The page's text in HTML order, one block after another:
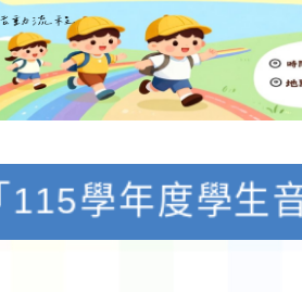
桃園市115學年
要點」1份
115學年度學生
一案
市補助參觀特色